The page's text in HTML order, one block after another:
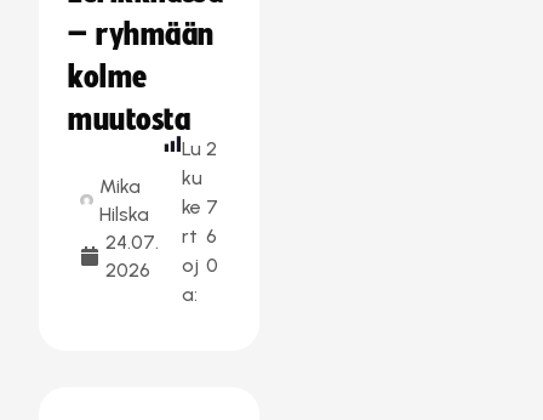
– ryhmään
kolme
muutosta
Mika
Hilska
24.07.
2026
Lu
ku
ke
rt
oj
a:
2
7
6
0